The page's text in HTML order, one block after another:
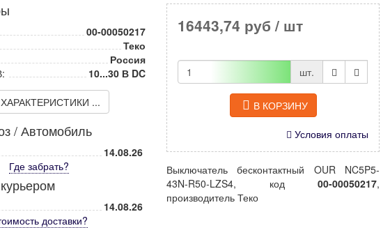
00-00050217
Теко
Россия
10...30 В DC
...
/ Автомобиль
14.08.26
Где забрать?
14.08.26
доставки?
16443,74 руб / шт
шт.
В КОРЗИНУ
Условия оплаты
Выключатель бесконтактный OUR NC5P5-
43N-R50-LZS4, код 00-00050217,
производитель Теко